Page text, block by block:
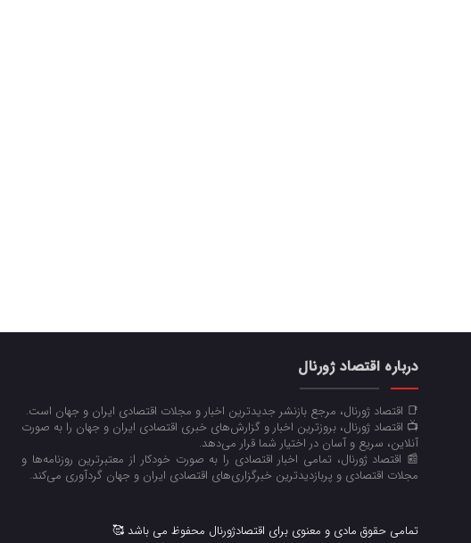
درباره اقتصاد ژورنال
📑 اقتصاد ژورنال، مرجع بازنشر جدیدترین اخبار و مجلات اقتصادی ایران و جهان است.
📺 اقتصاد ژورنال، بروزترین اخبار و گزارش‌های خبری اقتصادی ایران و جهان را به صورت
آنلاین، سریع و آسان در اختیار شما قرار می‌‌دهد.
📰 اقتصاد ژورنال، تمامی اخبار اقتصادی را به صورت خودکار از معتبرترین روزنامه‌ها و
مجلات اقتصادی و پربازدیدترین خبرگزاری‌های اقتصادی ایران و جهان گردآوری می‌کند.
تمامی حقوق مادی و معنوی برای اقتصادژورنال محفوظ می باشد 🥰